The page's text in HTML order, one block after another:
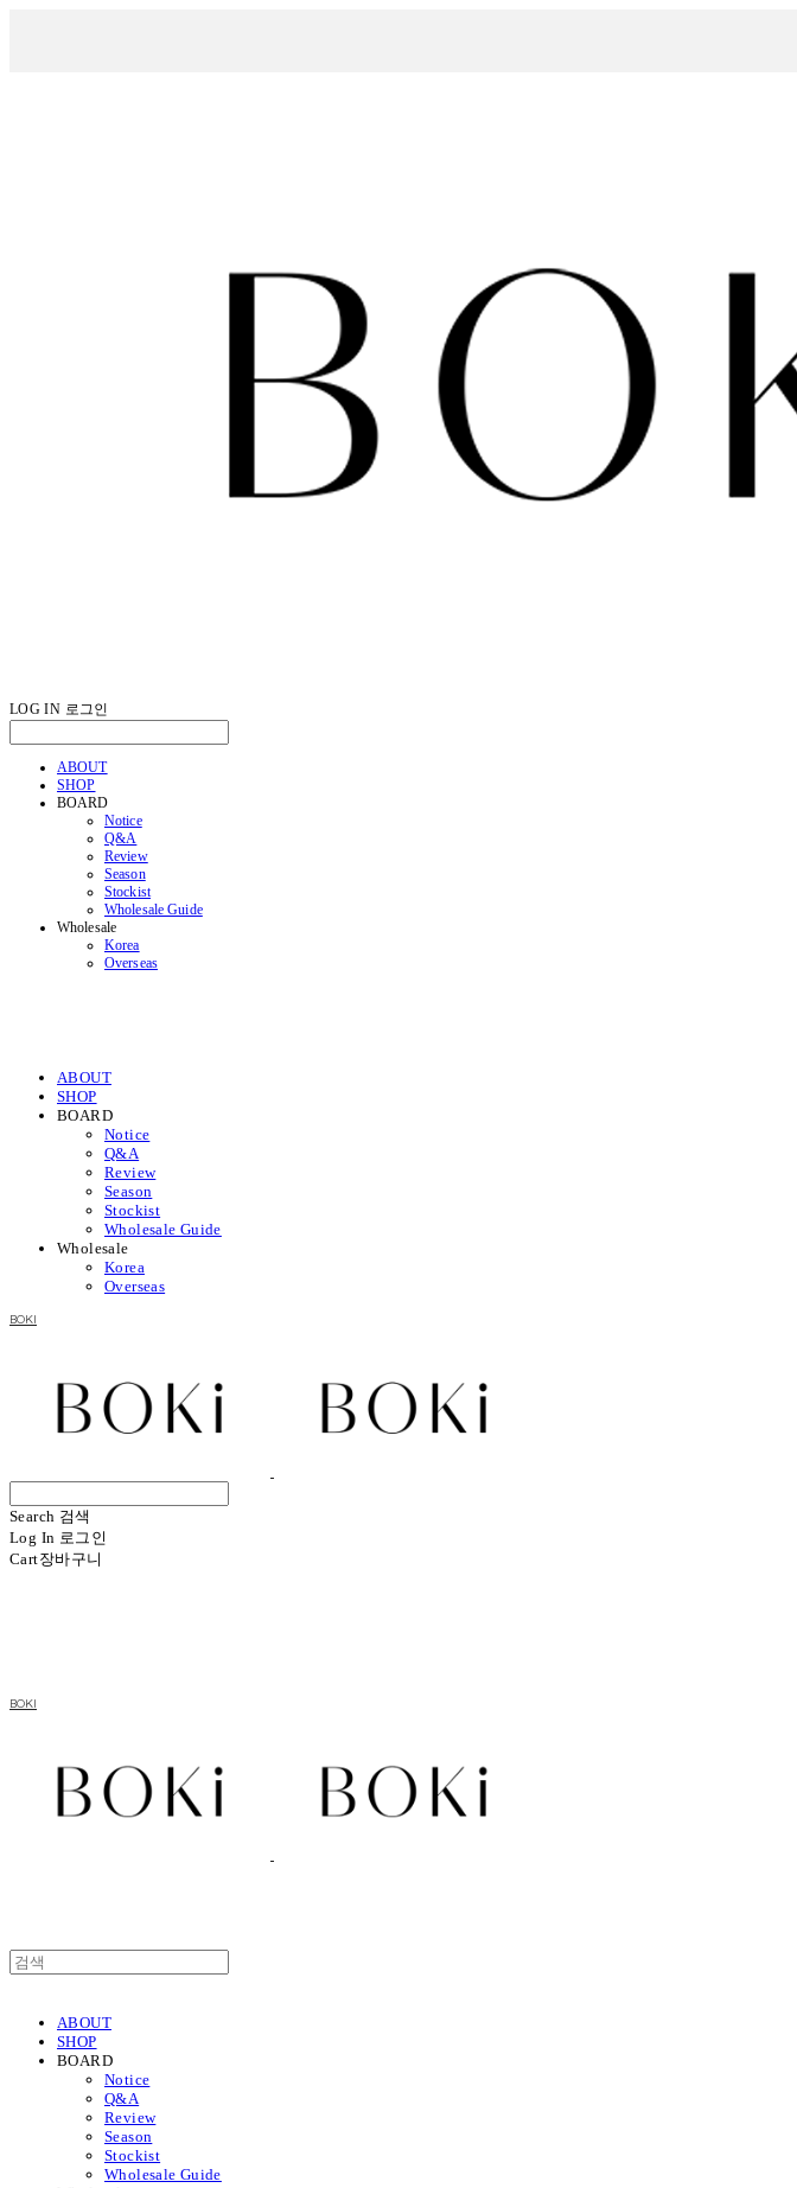
LOG IN 로그인
ABOUT
SHOP
BOARD
Notice
Q&A
Review
Season
Stockist
Wholesale Guide
Wholesale
Korea
Overseas
ABOUT
SHOP
BOARD
Notice
Q&A
Review
Season
Stockist
Wholesale Guide
Wholesale
Korea
Overseas
BOKI
Search 검색
Log In 로그인
Cart장바구니
BOKI
ABOUT
SHOP
BOARD
Notice
Q&A
Review
Season
Stockist
Wholesale Guide